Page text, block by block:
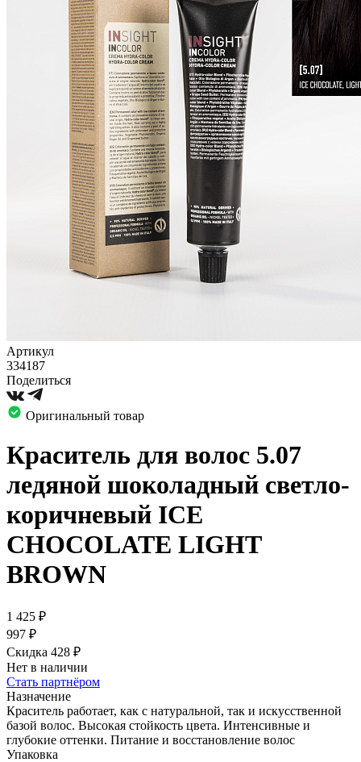
Артикул
334187
Поделиться
Оригинальный товар
Краситель для волос 5.07
ледяной шоколадный светло-
коричневый ICE
CHOCOLATE LIGHT
BROWN
1 425 ₽
997 ₽
Скидка 428 ₽
Нет в наличии
Стать партнёром
Назначение
Краситель работает, как с натуральной, так и искусственной
базой волос. Высокая стойкость цвета. Интенсивные и
глубокие оттенки. Питание и восстановление волос
Упаковка